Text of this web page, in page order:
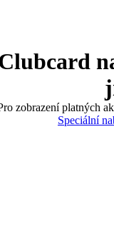
zobrazení platných
Speciální